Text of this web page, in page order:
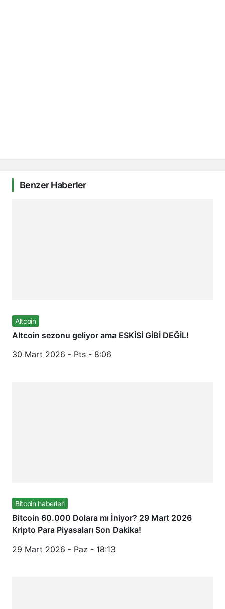
Benzer Haberler
Altcoin
Altcoin sezonu geliyor ama ESKİSİ GİBİ DEĞİL!
30 Mart 2026 - Pts - 8:06
Bitcoin haberleri
Bitcoin 60.000 Dolara mı İniyor? 29 Mart 2026
Kripto Para Piyasaları Son Dakika!
29 Mart 2026 - Paz - 18:13